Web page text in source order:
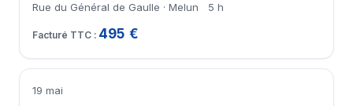
Rue du Général de Gaulle · Melun 5 h
495 €
19 mai